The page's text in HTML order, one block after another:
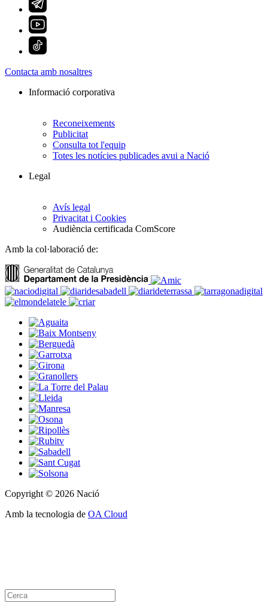
Contacta amb nosaltres
Informació corporativa
Reconeixements
Publicitat
Consulta tot l'equip
Totes les notícies publicades avui a Nació
Legal
Avís legal
Privacitat i Cookies
Audiència certificada ComScore
Amb la col·laboració de:
Copyright © 2026 Nació
Amb la tecnologia de OA Cloud